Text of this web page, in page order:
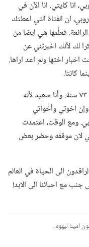
انا كايتي.‏ انا الآن في
ان الفتاة التي اعطتك
فعلِّمها هي ايضا من
لك لأنك اخبرتني عن
اختها ولم اعد اراها.‏
كانتا.‏
ان خدمة يهوه المقدسة هي شغلي الشاغل منذ ٧٣ سنة.‏ وأنا سعيد لأنه
اخوتي وأخواتي
ومع الوقت،‏ اعتمدت
لان موقفه وحضر بعض
الى الحياة في العالم
مع احبائنا الى الابد!‏
امينا ليهوه.‏